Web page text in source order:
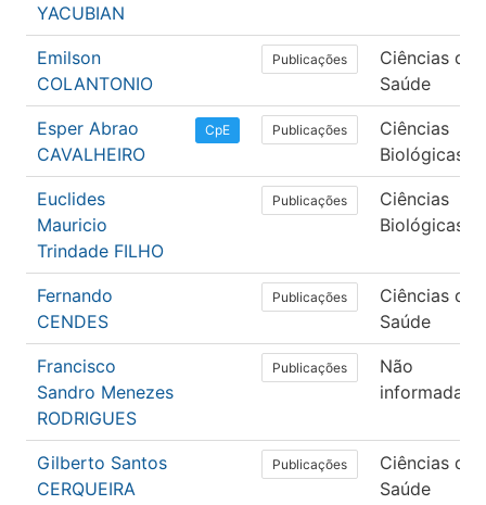
YACUBIAN
Emilson
COLANTONIO
Publicações
Ciências da
Saúde
Esper Abrao
CAVALHEIRO
CpE Publicações
Ciências
Biológicas
Euclides
Mauricio
Trindade FILHO
Publicações
Ciências
Biológicas
Fernando
CENDES
Publicações
Ciências da
Saúde
Francisco
Sandro Menezes
RODRIGUES
Publicações
Não
informada
Gilberto Santos
CERQUEIRA
Publicações
Ciências da
Saúde